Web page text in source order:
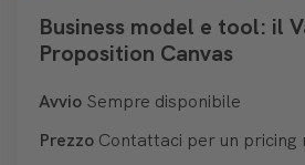
Business model e tool: il
Proposition Canvas
Avvio Sempre disponibile
Prezzo Contattaci per un pricing